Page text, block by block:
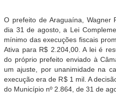
O prefeito de Araguaína, Wagner
dia 31 de agosto, a Lei
mínimo das execuções fiscais
Ativa para R$ 2.204,00. A lei é
do próprio prefeito enviado à
um ajuste, por unanimidade na
execução era de R$ 1 mil. A
do Município nº 2.864, de 31 de